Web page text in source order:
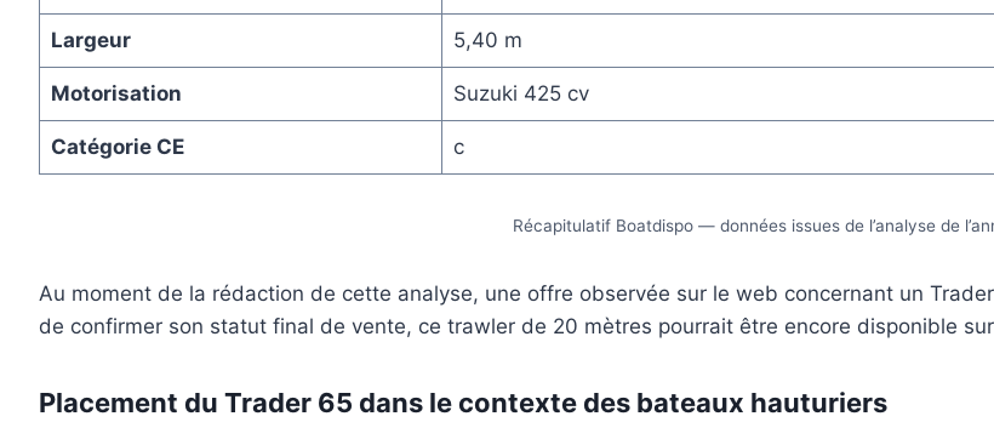
Largeur 5,40 m
Motorisation Suzuki 425 cv
Catégorie CE c
Récapitulatif Boatdispo — données issues de l’analyse de
Au moment de la rédaction de cette analyse, une offre observée sur le web concernant un
de confirmer son statut final de vente, ce trawler de 20 mètres pourrait être encore disponible
Placement du Trader 65 dans le contexte des bateaux hauturiers